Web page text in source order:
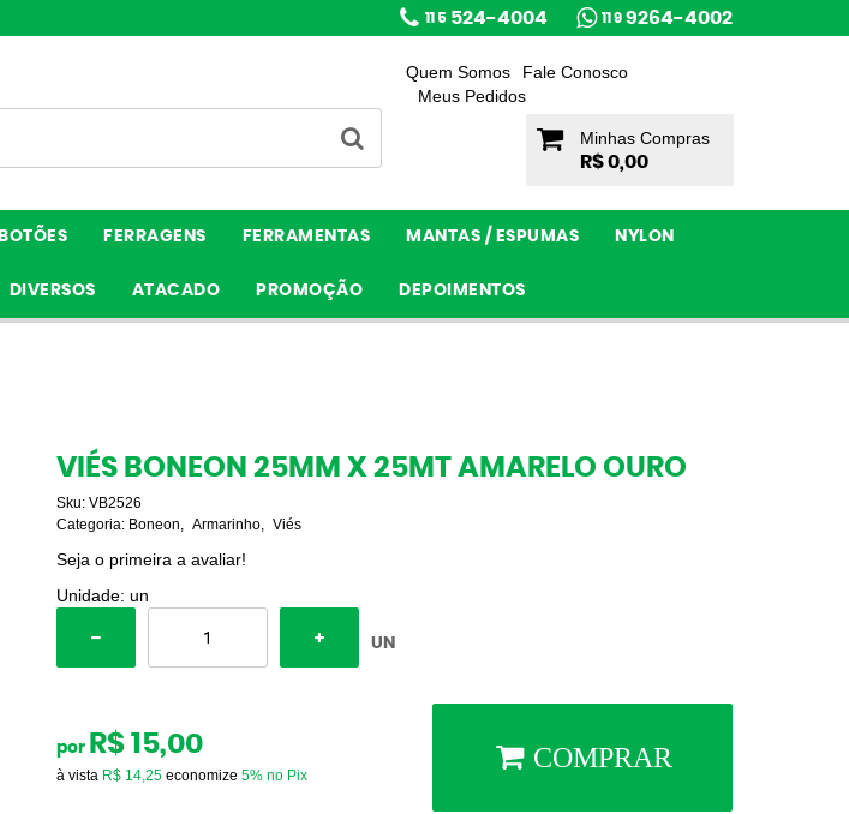
11 5 524-4004 11 9 9264-4002
Quem Somos
Fale Conosco
Meus Pedidos
Minhas Compras
R$ 0,00
BOTÕES FERRAGENS FERRAMENTAS MANTAS / ESPUMAS NYLON
DIVERSOS ATACADO PROMOÇÃO DEPOIMENTOS
VIÉS BONEON 25MM X 25MT AMARELO OURO
Sku: VB2526
Categoria: Boneon Armarinho Viés
Seja o primeira a avaliar!
Unidade: un
UN
por R$ 15,00
à vista R$ 14,25economize 5% no Pix
COMPRAR